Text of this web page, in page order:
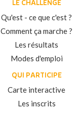
LE CHALLENGE
Qu'est - ce que c'est ?
Comment ça marche ?
Les résultats
Modes d'emploi
QUI PARTICIPE
Carte interactive
Les inscrits